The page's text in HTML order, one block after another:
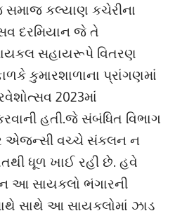
સમાજ કલ્યાણ કચેરીના
દરમિયાન જે તે
સહાયરૂપે વિતરણ
કુમારશાળાના પ્રાંગણમાં
2023માં
હતી.જે સંબંધિત વિભાગ
એજન્સી વચ્ચે સંકલન ન
ધૂળ ખાઈ રહી છે. હવે
આ સાયકલો ભંગારની
સાથે આ સાયકલોમાં ઝાડ